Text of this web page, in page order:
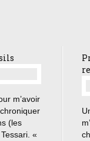
m’avoir
(les
«